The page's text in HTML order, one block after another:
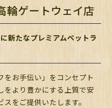
輪ゲートウェイ店
たなプレミアムペットラ
をお手伝い」をコンセプト
をより豊かにする上質で安
をご提供いたします。